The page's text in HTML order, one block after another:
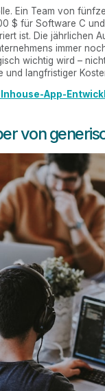
Ein Team von
$ für Software C
ist. Die jährlichen
immer
wichtig wird –
langfristiger
App-
von